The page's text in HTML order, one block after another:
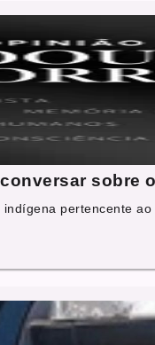
sobre
pertencente